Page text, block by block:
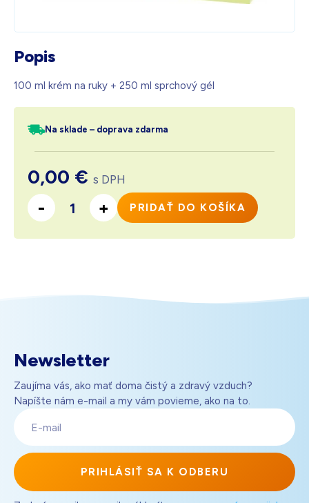
Popis
100 ml krém na ruky + 250 ml sprchový gél
Na sklade – doprava zdarma
0,00 € s DPH
-
Počet + PRIDAŤ DO KOŠÍKA
Newsletter
Zaujíma vás, ako mať doma čistý a zdravý vzduch?
Napíšte nám e-mail a my vám povieme, ako na to.
PRIHLÁSIŤ SA K ODBERU